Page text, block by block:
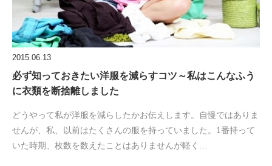
2015.06.13
必ず知っておきたい洋服を減らすコツ～私はこんなふう
に衣類を断捨離しました
どうやって私が洋服を減らしたかお伝えします。自慢ではありま
せんが、私、以前はたくさんの服を持っていました。1番持って
いた時期、枚数を数えたことはありませんが軽く…